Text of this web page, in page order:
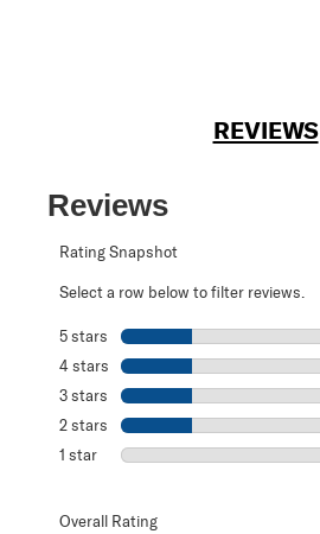
REVIEWS
Reviews
Rating Snapshot
Select a row below to filter reviews.
5 stars stars
4 stars stars
3 stars stars
2 stars stars
1 star stars
Overall Rating